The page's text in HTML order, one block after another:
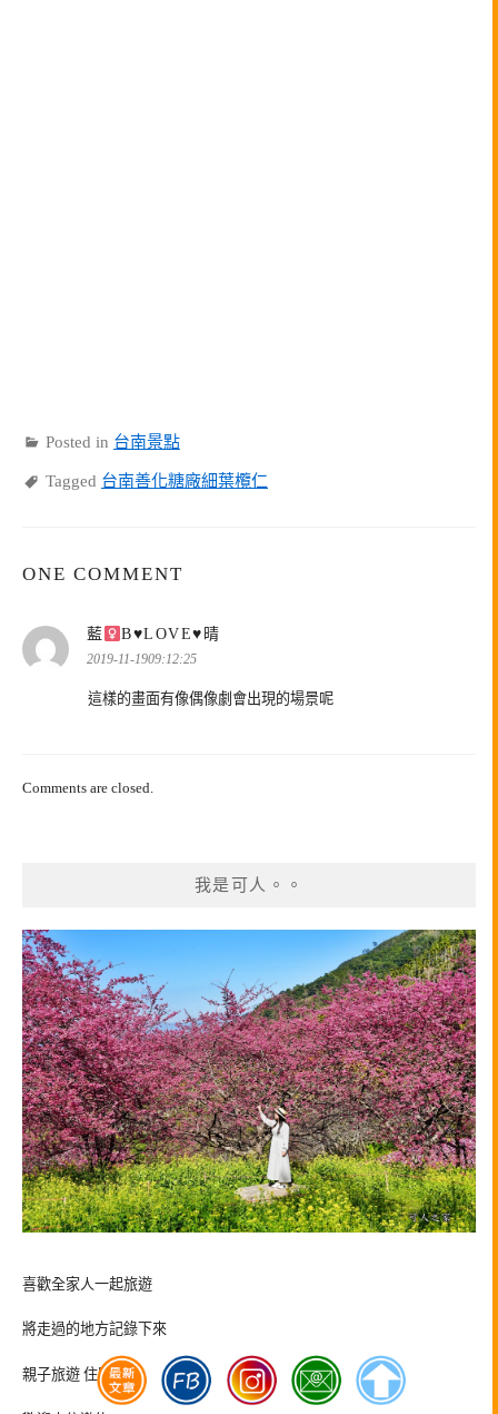
Posted in 台南景點
Tagged 台南善化糖廠細葉欖仁
ONE COMMENT
藍 Β♥LOVE♥ 晴
2019-11-1909:12:25
這樣的畫面有像偶像劇會出現的場景呢
Comments are closed.
我是可人。。
喜歡全家人一起旅遊
將走過的地方記錄下來
親子旅遊 住宿 美食